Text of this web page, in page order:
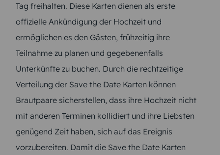
Tag freihalten. Diese Karten dienen als erste
offizielle Ankündigung der Hochzeit und
ermöglichen es den Gästen, frühzeitig ihre
Teilnahme zu planen und gegebenenfalls
Unterkünfte zu buchen. Durch die rechtzeitige
Verteilung der Save the Date Karten können
Brautpaare sicherstellen, dass ihre Hochzeit nicht
mit anderen Terminen kollidiert und ihre Liebsten
genügend Zeit haben, sich auf das Ereignis
vorzubereiten. Damit die Save the Date Karten